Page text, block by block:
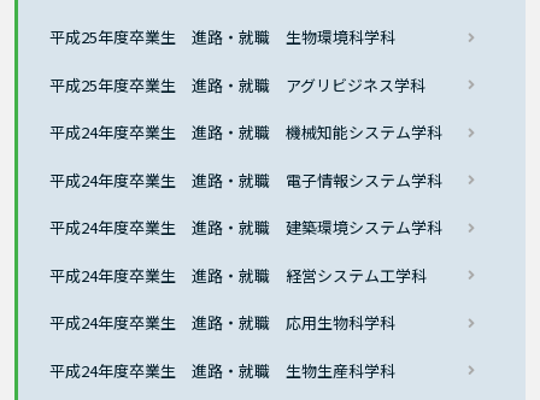
平成25年度卒業生 進路・就職 生物環境科学科
平成25年度卒業生 進路・就職 アグリビジネス学科
平成24年度卒業生 進路・就職 機械知能システム学科
平成24年度卒業生 進路・就職 電子情報システム学科
平成24年度卒業生 進路・就職 建築環境システム学科
平成24年度卒業生 進路・就職 経営システム工学科
平成24年度卒業生 進路・就職 応用生物科学科
平成24年度卒業生 進路・就職 生物生産科学科